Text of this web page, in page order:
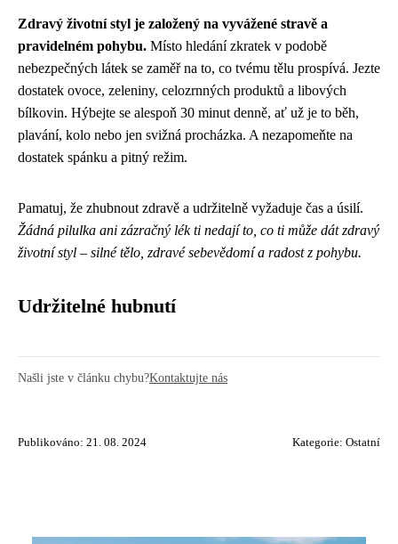
Zdravý životní styl je založený na vyvážené stravě a
pravidelném pohybu. Místo hledání zkratek v podobě
nebezpečných látek se zaměř na to, co tvému tělu prospívá. Jezte
dostatek ovoce, zeleniny, celozrnných produktů a libových
bílkovin. Hýbejte se alespoň 30 minut denně, ať už je to běh,
plavání, kolo nebo jen svižná procházka. A nezapomeňte na
dostatek spánku a pitný režim.
Pamatuj, že zhubnout zdravě a udržitelně vyžaduje čas a úsilí.
Žádná pilulka ani zázračný lék ti nedají to, co ti může dát zdravý
životní styl – silné tělo, zdravé sebevědomí a radost z pohybu.
Udržitelné hubnutí
Našli jste v článku chybu?Kontaktujte nás
Publikováno: 21. 08. 2024 Kategorie: Ostatní